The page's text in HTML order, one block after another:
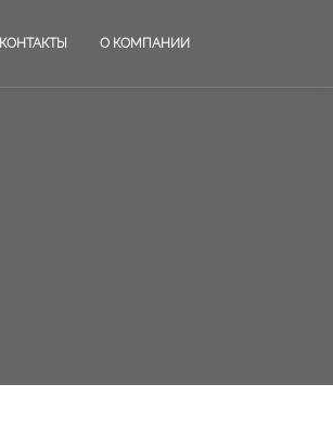
КОНТАКТЫ О КОМПАНИИ